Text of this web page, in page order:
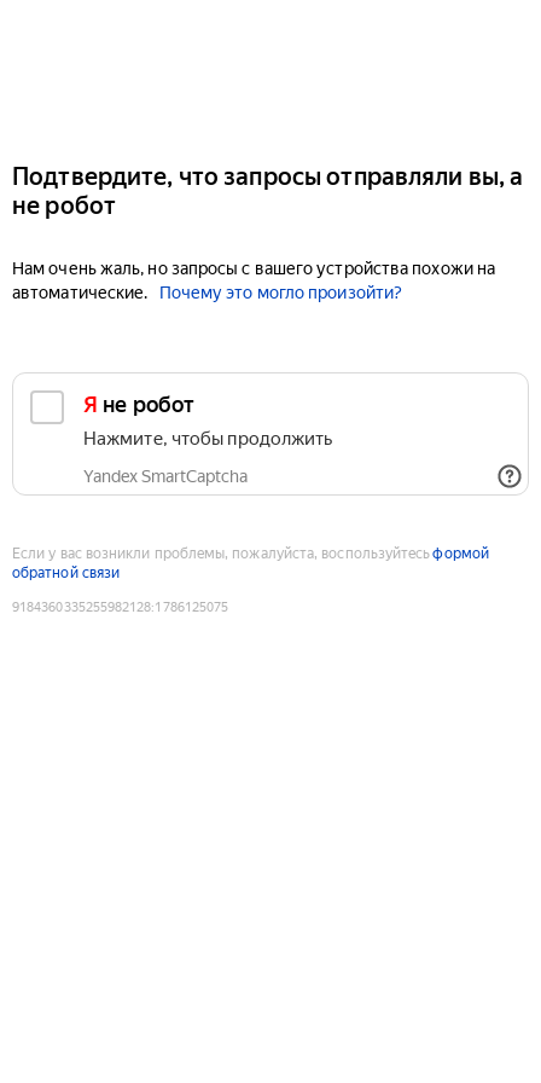
Подтвердите, что запросы отправляли вы, а
не робот
Нам очень жаль, но запросы с вашего устройства похожи на
автоматические.
Почему это могло произойти?
Я не робот
Нажмите, чтобы продолжить
Yandex SmartCaptcha
Если у вас возникли проблемы, пожалуйста, воспользуйтесьформой
обратной связи
9184360335255982128:1786125075